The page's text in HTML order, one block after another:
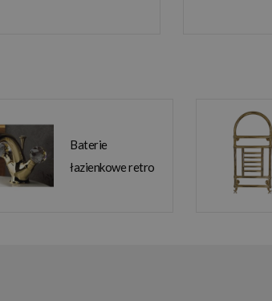
Baterie
łazienkowe retro